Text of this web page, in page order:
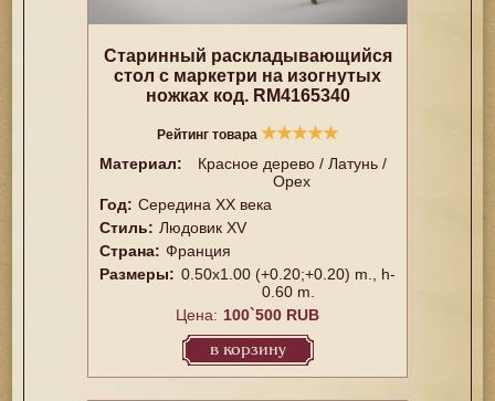
Старинный раскладывающийся
стол с маркетри на изогнутых
ножках код. RM4165340
Рейтинг товара ★★★★★
Материал:
Красное дерево / Латунь /
Орех
Год: Середина XX векa
Стиль: Людовик XV
Страна: Франция
Размеры: 0.50x1.00 (+0.20;+0.20) m., h-
0.60 m.
Цена: 100`500 RUB
в корзину